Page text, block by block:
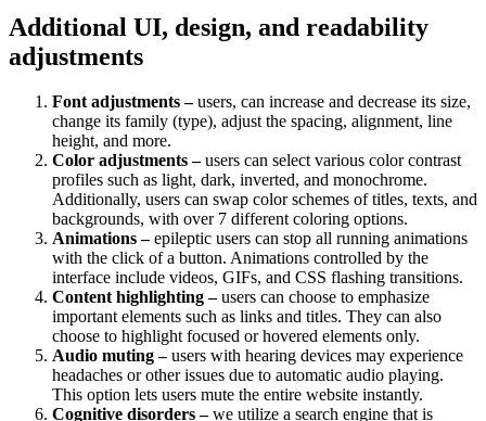
Additional UI, design, and readability
adjustments
Font adjustments –users, can increase and decrease its size,
change its family (type), adjust the spacing, alignment, line
height, and more.
Color adjustments –users can select various color contrast
profiles such as light, dark, inverted, and monochrome.
Additionally, users can swap color schemes of titles, texts, and
backgrounds, with over 7 different coloring options.
Animations –epileptic users can stop all running animations
with the click of a button. Animations controlled by the
interface include videos, GIFs, and CSS flashing transitions.
Content highlighting –users can choose to emphasize
important elements such as links and titles. They can also
choose to highlight focused or hovered elements only.
Audio muting –users with hearing devices may experience
headaches or other issues due to automatic audio playing.
This option lets users mute the entire website instantly.
Cognitive disorders –we utilize a search engine that is